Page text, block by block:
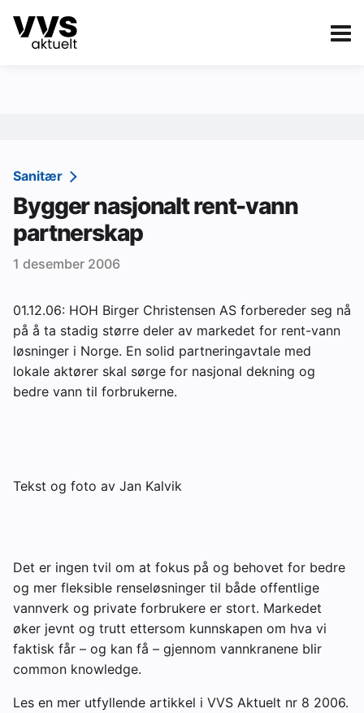
Kategorier
Sanitær
Ventilasjon
Varme og energi
Vann og avløp
Aktuelle prosjekter
Om VVS Aktuelt
Annonsere i VVS Aktuelt
eBlad
Sanitær
Bygger nasjonalt rent-vann
partnerskap
1 desember 2006
01.12.06: HOH Birger Christensen AS forbereder seg nå
på å ta stadig større deler av markedet for rent-vann
løsninger i Norge. En solid partneringavtale med
lokale aktører skal sørge for nasjonal dekning og
bedre vann til forbrukerne.
Tekst og foto av Jan Kalvik
Det er ingen tvil om at fokus på og behovet for bedre
og mer fleksible renseløsninger til både offentlige
vannverk og private forbrukere er stort. Markedet
øker jevnt og trutt ettersom kunnskapen om hva vi
faktisk får – og kan få – gjennom vannkranene blir
common knowledge.
Les en mer utfyllende artikkel i VVS Aktuelt nr 8 2006.